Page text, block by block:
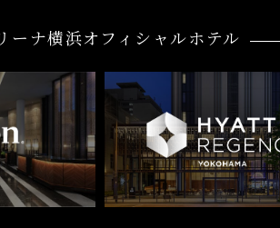
ーナ横浜オフィシャルホテル